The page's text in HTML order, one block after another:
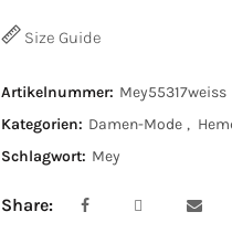
Size Guide
Artikelnummer: Mey55317weiss
Kategorien: Damen-Mode ,
Schlagwort: Mey
Share